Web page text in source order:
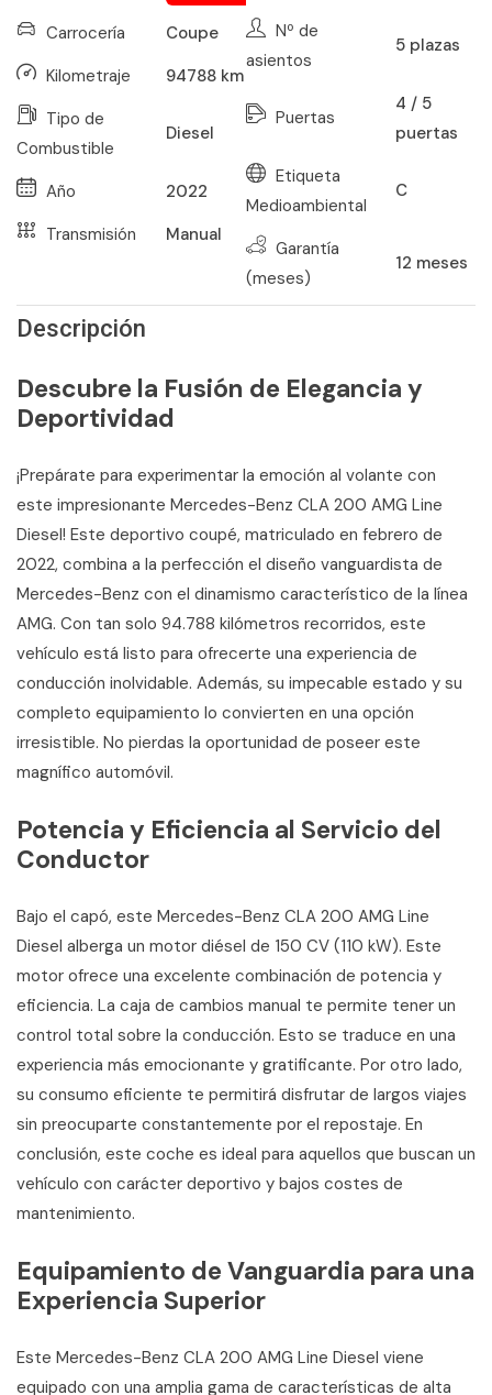
Carrocería
Coupe
Kilometraje
94788 km
Tipo de
Combustible
Diesel
Año
2022
Transmisión
Manual
Nº de
asientos
5 plazas
Puertas
4 / 5
puertas
Etiqueta
Medioambiental
C
Garantía
(meses)
12 meses
Descripción
Descubre la Fusión de Elegancia y
Deportividad
¡Prepárate para experimentar la emoción al volante con
este impresionante Mercedes-Benz CLA 200 AMG Line
Diesel! Este deportivo coupé, matriculado en febrero de
2022, combina a la perfección el diseño vanguardista de
Mercedes-Benz con el dinamismo característico de la línea
AMG. Con tan solo 94.788 kilómetros recorridos, este
vehículo está listo para ofrecerte una experiencia de
conducción inolvidable. Además, su impecable estado y su
completo equipamiento lo convierten en una opción
irresistible. No pierdas la oportunidad de poseer este
magnífico automóvil.
Potencia y Eficiencia al Servicio del
Conductor
Bajo el capó, este Mercedes-Benz CLA 200 AMG Line
Diesel alberga un motor diésel de 150 CV (110 kW). Este
motor ofrece una excelente combinación de potencia y
eficiencia. La caja de cambios manual te permite tener un
control total sobre la conducción. Esto se traduce en una
experiencia más emocionante y gratificante. Por otro lado,
su consumo eficiente te permitirá disfrutar de largos viajes
sin preocuparte constantemente por el repostaje. En
conclusión, este coche es ideal para aquellos que buscan un
vehículo con carácter deportivo y bajos costes de
mantenimiento.
Equipamiento de Vanguardia para una
Experiencia Superior
Este Mercedes-Benz CLA 200 AMG Line Diesel viene
equipado con una amplia gama de características de alta